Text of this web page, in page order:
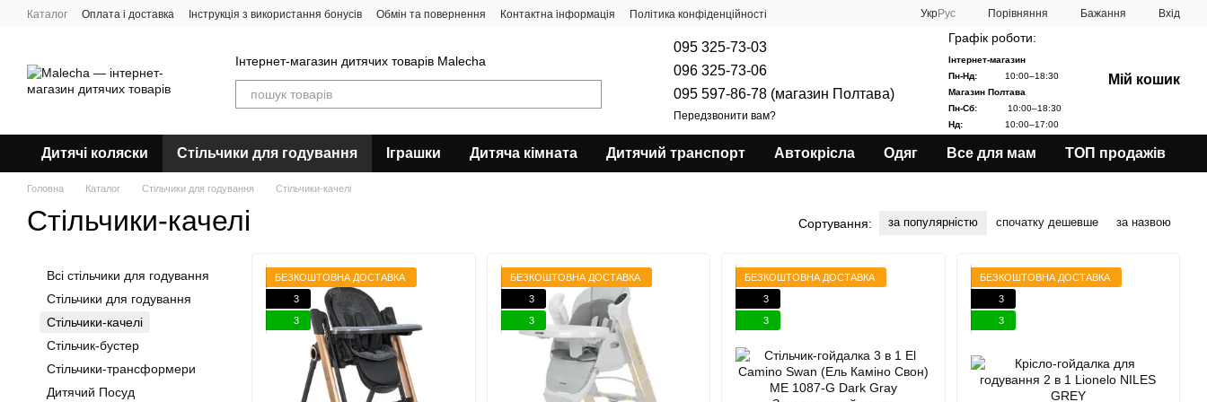
Перейти до основного контенту
Каталог Оплата і доставка Інструкція з використання бонусів Обмін та повернення Контактна інформація
Політика конфіденційності
УкрРус Порівняння Бажання Вхід
Інтернет-магазин дитячих товарів Malecha
095 325-73-03
096 325-73-06
095 597-86-78 (магазин Полтава)
Передзвонити вам?
Графік роботи:
Інтернет-магазин
Пн-Нд:
10:00–18:30
Магазин Полтава
Пн-Сб:
10:00–18:30
Нд:
10:00–17:00
Мій кошик
Дитячі коляски Стільчики для годування Іграшки Дитяча кімната Дитячий транспорт Автокрісла Одяг Все для мам ТОП продажів
Головна Каталог Стільчики для годування Стільчики-качелі
Стільчики-качелі Сортування: за популярністю спочатку дешевше за назвою
БЕЗКОШТОВНА ДОСТАВКА
3
3
БЕЗКОШТОВНА ДОСТАВКА
3
3
БЕЗКОШТОВНА ДОСТАВКА
3
3
БЕЗКОШТОВНА ДОСТАВКА
3
3
Всі стільчики для годування
Стільчики для годування
Стільчики-качелі
Стільчик-бустер
Стільчики-трансформери
Дитячий Посуд